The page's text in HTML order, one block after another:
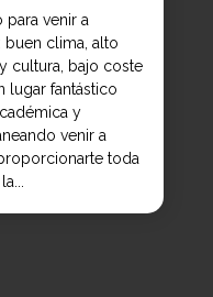
para venir a
buen clima, alto
cultura, bajo coste
lugar fantástico
y
venir a
toda